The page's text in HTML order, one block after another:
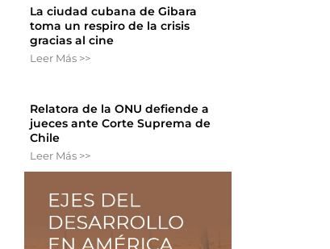
La ciudad cubana de Gibara
toma un respiro de la crisis
gracias al cine
Leer Más >>
Relatora de la ONU defiende a
jueces ante Corte Suprema de
Chile
Leer Más >>